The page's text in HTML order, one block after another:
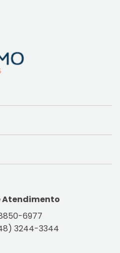
Atendimento
6977
3244-3344